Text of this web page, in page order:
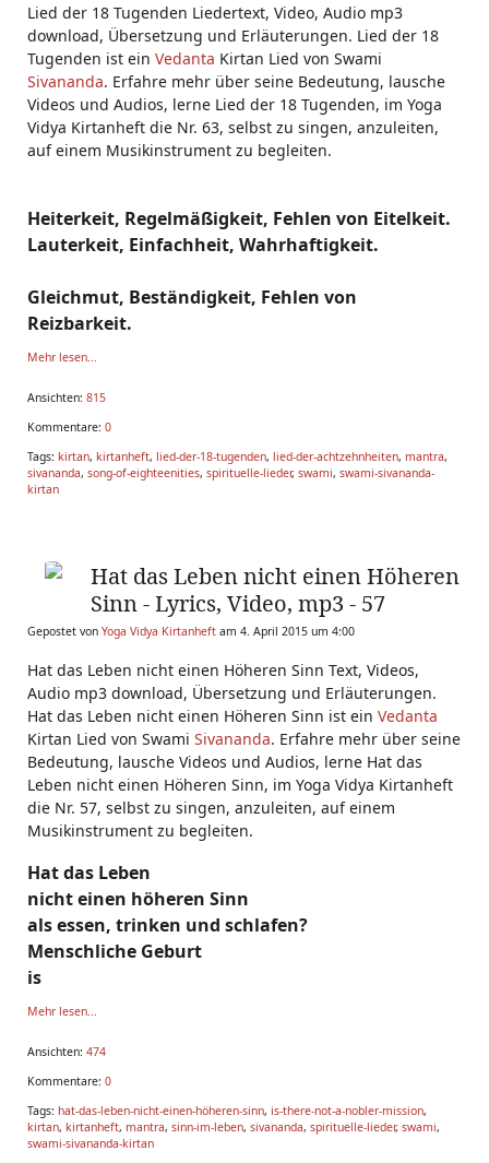
Lied der 18 Tugenden Liedertext, Video, Audio mp3
download, Übersetzung und Erläuterungen. Lied der 18
Tugenden ist ein Vedanta Kirtan Lied von Swami
Sivananda. Erfahre mehr über seine Bedeutung, lausche
Videos und Audios, lerne Lied der 18 Tugenden, im Yoga
Vidya Kirtanheft die Nr. 63, selbst zu singen, anzuleiten,
auf einem Musikinstrument zu begleiten.
Heiterkeit, Regelmäßigkeit, Fehlen von Eitelkeit.
Lauterkeit, Einfachheit, Wahrhaftigkeit.
Gleichmut, Beständigkeit, Fehlen von
Reizbarkeit.
Mehr lesen...
Ansichten: 815
Kommentare: 0
Tags: kirtan, kirtanheft, lied-der-18-tugenden, lied-der-achtzehnheiten, mantra,
sivananda, song-of-eighteenities, spirituelle-lieder, swami, swami-sivananda-
kirtan
Hat das Leben nicht einen Höheren
Sinn - Lyrics, Video, mp3 - 57
Gepostet von Yoga Vidya Kirtanheft am 4. April 2015 um 4:00
Hat das Leben nicht einen Höheren Sinn Text, Videos,
Audio mp3 download, Übersetzung und Erläuterungen.
Hat das Leben nicht einen Höheren Sinn ist ein Vedanta
Kirtan Lied von Swami Sivananda. Erfahre mehr über seine
Bedeutung, lausche Videos und Audios, lerne Hat das
Leben nicht einen Höheren Sinn, im Yoga Vidya Kirtanheft
die Nr. 57, selbst zu singen, anzuleiten, auf einem
Musikinstrument zu begleiten.
Hat das Leben
nicht einen höheren Sinn
als essen, trinken und schlafen?
Menschliche Geburt
is
Mehr lesen...
Ansichten: 474
Kommentare: 0
Tags: hat-das-leben-nicht-einen-höheren-sinn, is-there-not-a-nobler-mission,
kirtan, kirtanheft, mantra, sinn-im-leben, sivananda, spirituelle-lieder, swami,
swami-sivananda-kirtan